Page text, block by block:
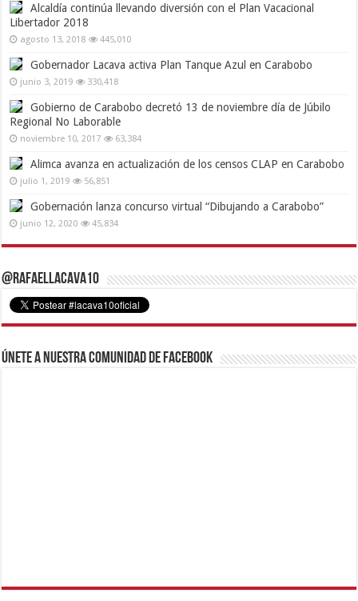
Alcaldía continúa llevando diversión con el Plan Vacacional
Libertador 2018
agosto 13, 2018 445,010
Gobernador Lacava activa Plan Tanque Azul en Carabobo
junio 3, 2019 330,418
Gobierno de Carabobo decretó 13 de noviembre día de Júbilo
Regional No Laborable
noviembre 10, 2017 63,384
Alimca avanza en actualización de los censos CLAP en Carabobo
julio 1, 2019 56,851
Gobernación lanza concurso virtual “Dibujando a Carabobo”
junio 12, 2020 45,834
@RafaelLacava10
Únete a nuestra comunidad de Facebook